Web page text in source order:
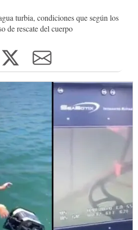
turbia, condiciones que según los
de rescate del cuerpo